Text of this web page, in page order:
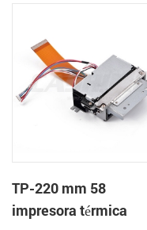
TP-220 mm 58
impresora térmica